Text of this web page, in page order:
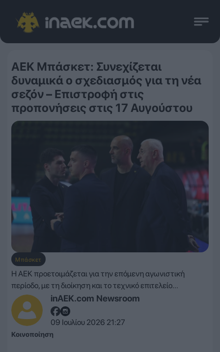
ΑΕΚ Μπάσκετ: Συνεχίζεται
δυναμικά ο σχεδιασμός για τη νέα
σεζόν – Επιστροφή στις
προπονήσεις στις 17 Αυγούστου
Μπάσκετ
inAEK.com Newsroom
09 Ιουλίου 2026 21:27
Η ΑΕΚ προετοιμάζεται για την επόμενη αγωνιστική
περίοδο, με τη διοίκηση και το τεχνικό επιτελείο...
Κοινοποίηση